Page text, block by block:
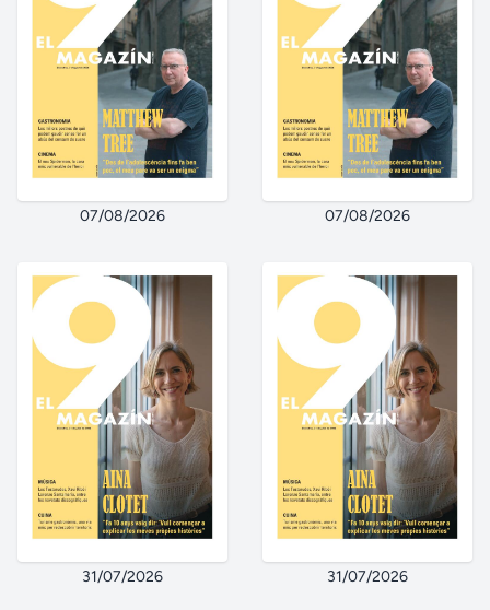
07/08/2026 07/08/2026
31/07/2026 31/07/2026